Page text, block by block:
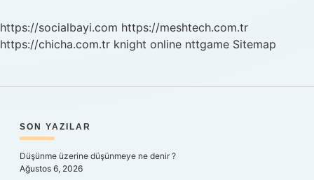
https://socialbayi.com https://meshtech.com.tr
https://chicha.com.tr knight online nttgame Sitemap
SIDEBAR
SON YAZILAR
Düşünme üzerine düşünmeye ne denir ?
Ağustos 6, 2026